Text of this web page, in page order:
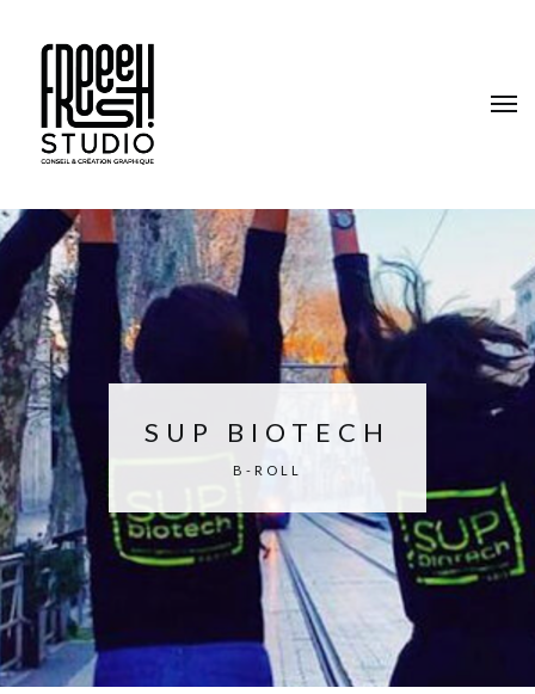
SUP BIOTECH
B-ROLL